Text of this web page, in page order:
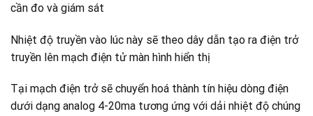
cần đo và giám sát
Nhiệt độ truyền vào lúc này sẽ theo dây dẫn tạo ra điện trở
truyền lên mạch điện tử màn hình hiển thị
Tại mạch điện trở sẽ chuyển hoá thành tín hiệu dòng điện
dưới dạng analog 4-20ma tương ứng với dải nhiệt độ chúng